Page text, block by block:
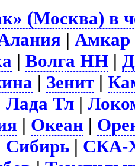
(Москва) в
|Амкар
|Волга НН |
| Зенит |
Лада Тл |
| Океан |
Сибирь | СКА-